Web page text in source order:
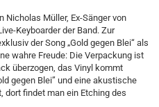
Nicholas Müller, Ex-Sänger von
Keyboarder der Band. Zur
der Song „Gold gegen Blei“ als
wahre Freude: Die Verpackung ist
überzogen, das Vinyl kommt
gegen Blei” und eine akustische
dort findet man ein Etching des